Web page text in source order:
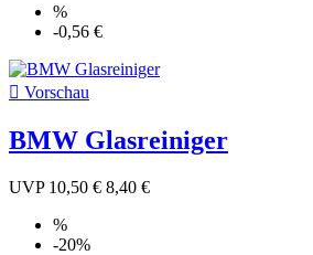
%
-0,56 €
 Vorschau
BMW Glasreiniger
UVP 10,50 € 8,40 €
%
-20%